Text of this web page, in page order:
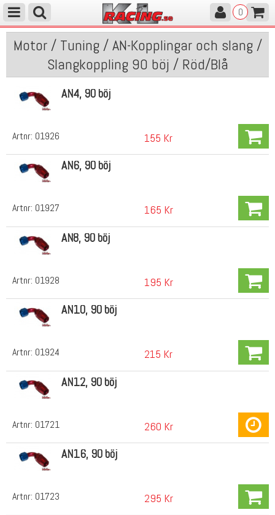
0
Motor / Tuning / AN-Kopplingar och slang /
Slangkoppling 90 böj / Röd/Blå
Artnr: 01926
AN4, 90 böj
155 Kr
Artnr: 01927
AN6, 90 böj
165 Kr
Artnr: 01928
AN8, 90 böj
195 Kr
Artnr: 01924
AN10, 90 böj
215 Kr
Artnr: 01721
AN12, 90 böj
260 Kr
Artnr: 01723
AN16, 90 böj
295 Kr